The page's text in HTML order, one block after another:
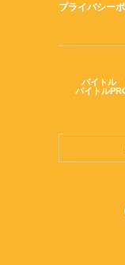
プライバシー
バイトル
バイトル